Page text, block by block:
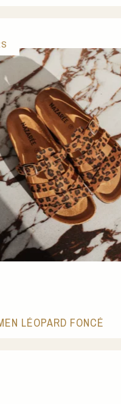
LÉOPARD FONCÉ